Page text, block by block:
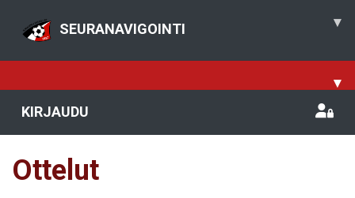
SEURANAVIGOINTI ▾
▾
KIRJAUDU
Ottelut